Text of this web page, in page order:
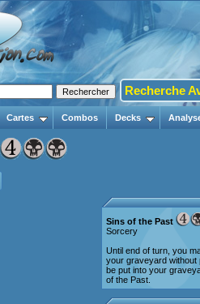
Recherche
Cartes Combos Decks
Sins of the Past
Sorcery
Until end of turn, you
your graveyard without
be put into your
of the Past.